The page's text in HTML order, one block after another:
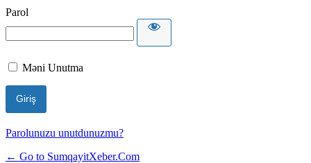
Parol
Məni Unutma
Parolunuzu unutdunuzmu?
← Go to SumqayitXeber.Com